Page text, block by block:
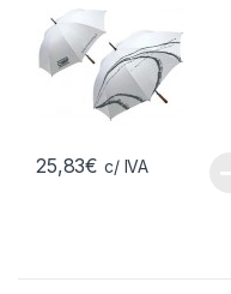
25,83€ c/ IVA